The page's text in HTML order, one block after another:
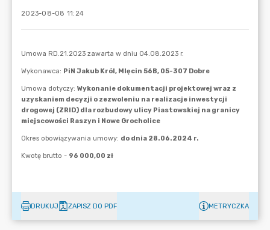
2023-08-08 11:24
DRUKUJ ZAPISZ DO PDF METRYCZKA